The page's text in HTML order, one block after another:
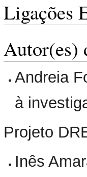
Ligações
Autor(es)
Andreia
à
Projeto
Inês